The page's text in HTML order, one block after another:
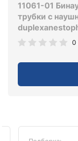
11061-01
трубки с
0